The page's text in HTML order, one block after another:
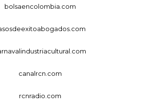
bolsaencolombia.com
canalrcn.com
rcnradio.com